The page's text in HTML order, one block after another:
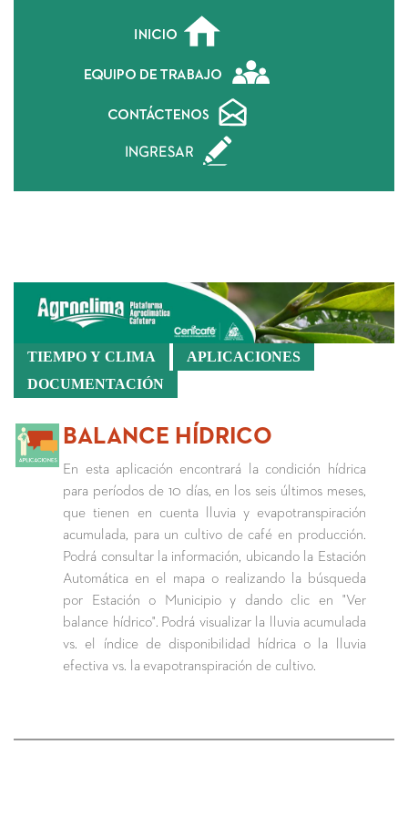
TIEMPO Y CLIMA
APLICACIONES
DOCUMENTACIÓN
BALANCE HÍDRICO
En esta aplicación encontrará la condición hídrica
para períodos de 10 días, en los seis últimos meses,
que tienen en cuenta lluvia y evapotranspiración
acumulada, para un cultivo de café en producción.
Podrá consultar la información, ubicando la Estación
Automática en el mapa o realizando la búsqueda
por Estación o Municipio y dando clic en "Ver
balance hídrico". Podrá visualizar la lluvia acumulada
vs. el índice de disponibilidad hídrica o la lluvia
efectiva vs. la evapotranspiración de cultivo.